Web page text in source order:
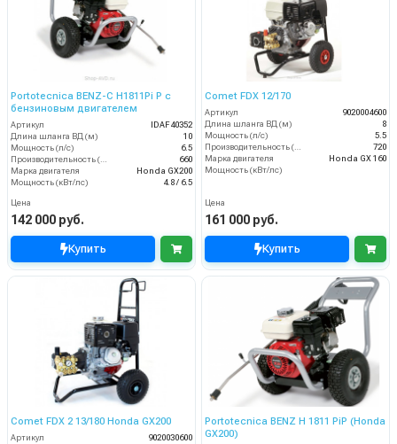
Portotecnica BENZ-C H1811Pi P с
бензиновым двигателем
Артикул
IDAF40352
Длина шланга ВД (м)
10
Мощность (л/с)
6.5
660
Марка двигателя
Honda GX200
Мощность (кВт/лс)
4.8 / 6.5
Цена
142 000 руб.
Купить
Comet FDX 12/170
Артикул
9020004600
Длина шланга ВД (м)
8
Мощность (л/с)
5.5
720
Марка двигателя
Honda GX 160
Мощность (кВт/лс)
Цена
161 000 руб.
Купить
Comet FDX 2 13/180 Honda GX200
Артикул
9020030600
Portotecnica BENZ H 1811 PiP (Honda
GX200)